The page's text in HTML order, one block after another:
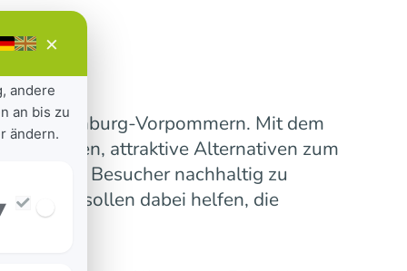
Mecklenburg-Vorpommern. Mit dem
verbinden, attraktive Alternativen zum
und Besucher nachhaltig zu
sollen dabei helfen, die
×
andere
an bis zu
ändern.